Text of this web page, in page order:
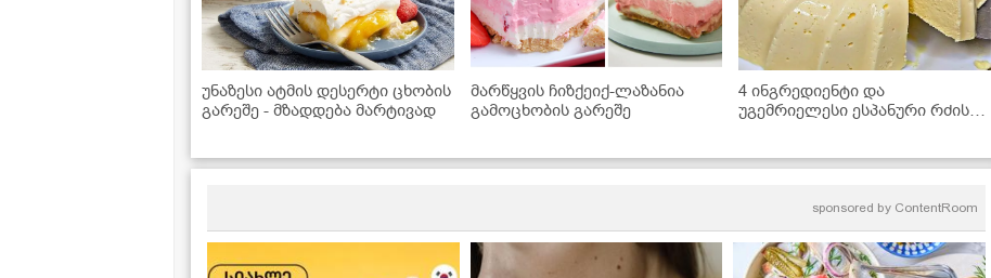
უნაზესი ატმის დესერტი ცხობის
გარეშე - მზადდება მარტივად
მარწყვის ჩიზქეიქ-ლაზანია
გამოცხობის გარეშე
4 ინგრედიენტი და
უგემრიელესი ესპანური რძის
sponsored by ContentRoom